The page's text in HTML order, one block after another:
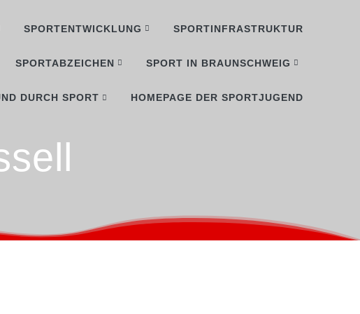
SPORTENTWICKLUNG SPORTINFRASTRUKTUR
SPORTABZEICHEN SPORT IN BRAUNSCHWEIG
DURCH SPORT HOMEPAGE DER SPORTJUGEND